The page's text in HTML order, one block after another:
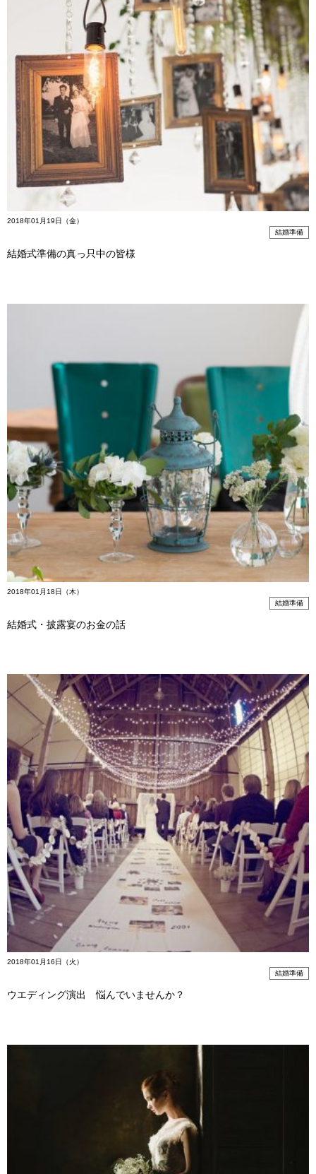
2018年01月19日（金）
結婚準備
結婚式準備の真っ只中の皆様
2018年01月18日（木）
結婚準備
結婚式・披露宴のお金の話
2018年01月16日（火）
結婚準備
ウエディング演出 悩んでいませんか？